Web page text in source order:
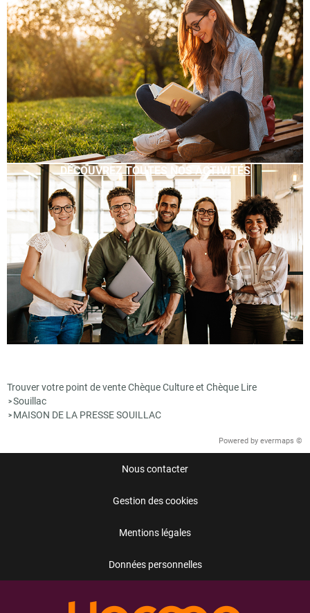
DÉCOUVREZ TOUTES NOS ACTIVITÉS
Trouver votre point de vente Chèque Culture et Chèque Lire
>Souillac
> MAISON DE LA PRESSE SOUILLAC
Powered by evermaps ©
Nous contacter
Gestion des cookies
Mentions légales
Données personnelles